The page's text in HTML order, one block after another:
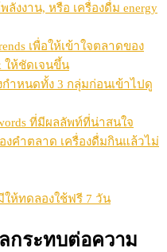
ลังงาน, หรือ เครื่องดื่ม energy
เพื่อให้เข้าใจตลาดของ
ให้ชัดเจนขึ้น
กำหนดทั้ง 3 กลุ่มก่อนเข้าไปดู
ที่มีผลลัพท์ที่น่าสนใจ
งคำตลาด เครื่องดื่มกินแล้วไม่
ให้ทดลองใช้ฟรี 7 วัน
กระทบต่อความ